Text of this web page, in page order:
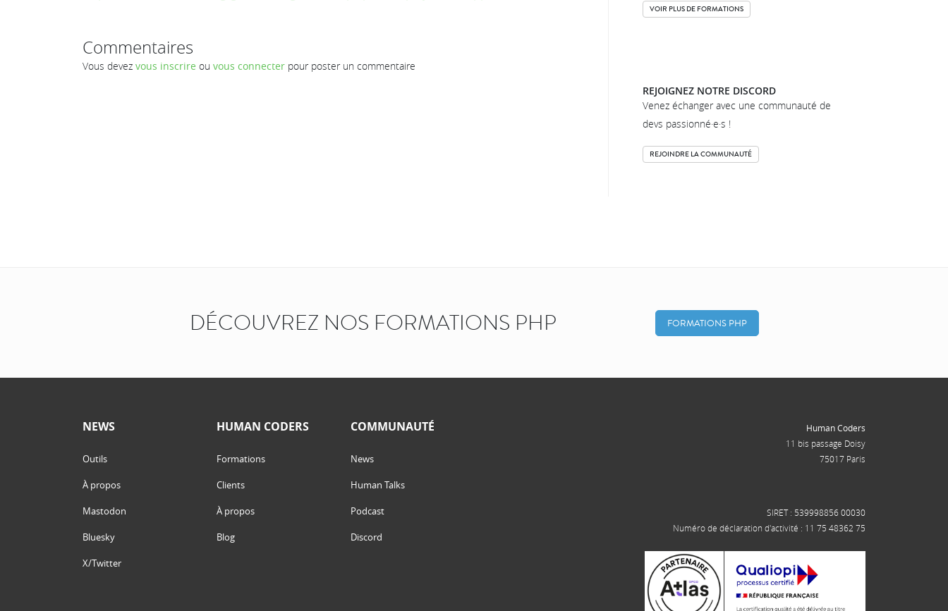
Commentaires
Vous devez vous inscrire ou vous connecter pour poster un commentaire
VOIR PLUS DE FORMATIONS
REJOIGNEZ NOTRE DISCORD
Venez échanger avec une communauté de
devs passionné·e·s !
REJOINDRE LA COMMUNAUTÉ
DÉCOUVREZ NOS FORMATIONS PHP FORMATIONS PHP
NEWS
Outils
À propos
Mastodon
Bluesky
X/Twitter
HUMAN CODERS
Formations
Clients
À propos
Blog
COMMUNAUTÉ
News
Human Talks
Podcast
Discord
Human Coders
11 bis passage Doisy
75017 Paris
SIRET : 539998856 00030
Numéro de déclaration d'activité : 11 75 48362 75